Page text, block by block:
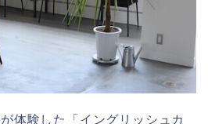
体験した「イングリッシュカ